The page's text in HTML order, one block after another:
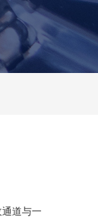
道与一